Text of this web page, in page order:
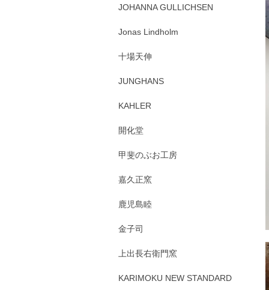
JOHANNA GULLICHSEN
Jonas Lindholm
十場天伸
JUNGHANS
KAHLER
開化堂
甲斐のぶお工房
嘉久正窯
鹿児島睦
金子司
上出長右衛門窯
KARIMOKU NEW STANDARD